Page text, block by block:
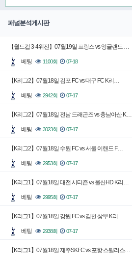
패널분석게시판
【월드컵 3-4위전】07월19일 프랑스 vs 잉글랜드 …
베팅 1100회 07-18
【K리그2】07월18일 김포 FC vs 대구 FC K리…
베팅 2942회 07-17
【K리그2】07월18일 전남 드래곤즈 vs 충남아산 K…
베팅 3023회 07-17
【K리그2】07월18일 수원 FC vs 서울 이랜드 F…
베팅 2953회 07-17
【K리그1】07월18일 대전 시티즌 vs 울산HD K리…
베팅 2995회 07-17
【K리그1】07월18일 강원 FC vs 김천 상무 K리…
베팅 2938회 07-17
【K리그1】07월18일 제주SKFC vs 포항 스틸러스…